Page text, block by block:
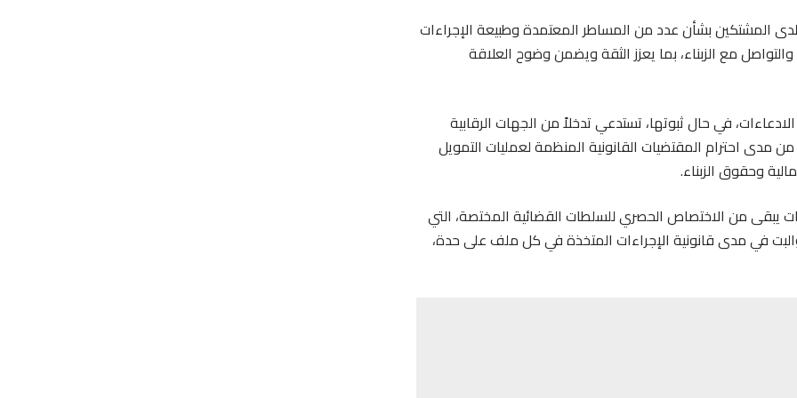
المشتكين بشأن عدد من المساطر المعتمدة وطبيعة الإجراءات
مع الزبناء، بما يعزز الثقة ويضمن وضوح العلاقة
في حال ثبوتها، تستدعي تدخلاً من الجهات الرقابية
احترام المقتضيات القانونية المنظمة لعمليات التمويل
وحقوق الزبناء.
من الاختصاص الحصري للسلطات القضائية المختصة، التي
في مدى قانونية الإجراءات المتخذة في كل ملف على حدة،